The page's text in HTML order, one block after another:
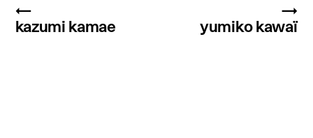
←
kazumi kamae
→
yumiko kawaï